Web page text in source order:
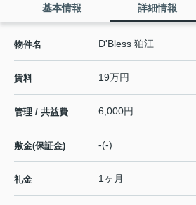
基本情報 詳細情報
物件名 D'Bless 狛江
賃料 19万円
管理 / 共益費 6,000円
敷金(保証金) -(-)
礼金 1ヶ月